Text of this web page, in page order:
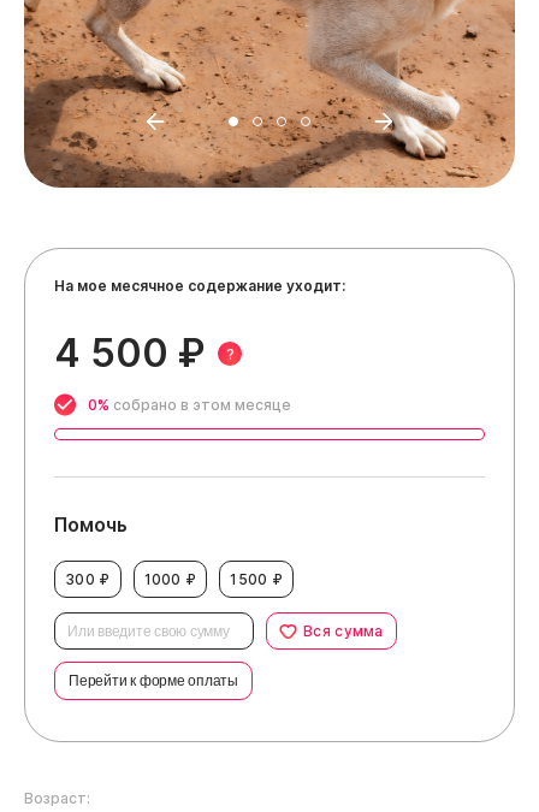
На мое месячное содержание уходит:
4 500 ₽ ?
0% собрано в этом месяце
Помочь
300 ₽ 1000 ₽ 1500 ₽
Вся сумма
Перейти к форме оплаты
Возраст: